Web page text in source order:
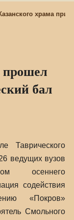
храма
прошел
бал
Таврического
ведущих вузов
осеннего
содействия
«Покров»
Смольного